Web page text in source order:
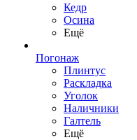
Кедр
Осина
Ещё
Погонаж
Плинтус
Раскладка
Уголок
Наличники
Галтель
Ещё